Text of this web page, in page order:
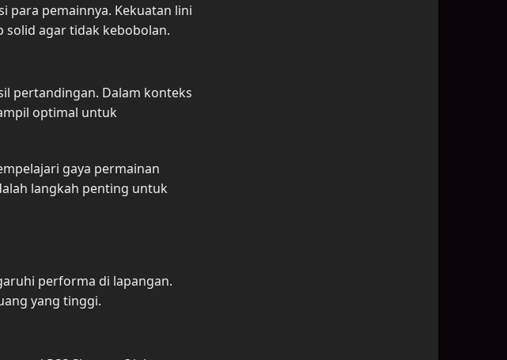
para pemainnya. Kekuatan lini
solid agar tidak kebobolan.
pertandingan. Dalam konteks
optimal untuk
gaya permainan
langkah penting untuk
performa di lapangan.
yang tinggi.